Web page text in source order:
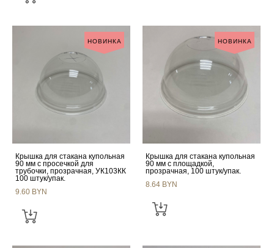
НОВИНКА
Крышка для стакана купольная
90 мм с просечкой для
трубочки, прозрачная, УК103КК
100 штук/упак.
9.60 BYN
НОВИНКА
Крышка для стакана купольная
90 мм с площадкой,
прозрачная, 100 штук/упак.
8.64 BYN